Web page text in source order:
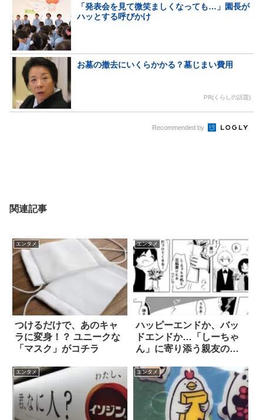
「発表会を見て微笑ましくなっても…」園長が
ハッとする呼びかけ
お墓の撤去にいくらかかる？墓じまい費用
PR(くらしの話題)
Recommended by
関連記事
エンタメ
つけるだけで、あのキャ
ラに変身！？ ユニークな
「マスク」がコチラ
エンタメ
ハッピーエンドか、バッ
ドエンドか…「しーちゃ
ん」に寄り添う親友の話
エンタメ エンタメ